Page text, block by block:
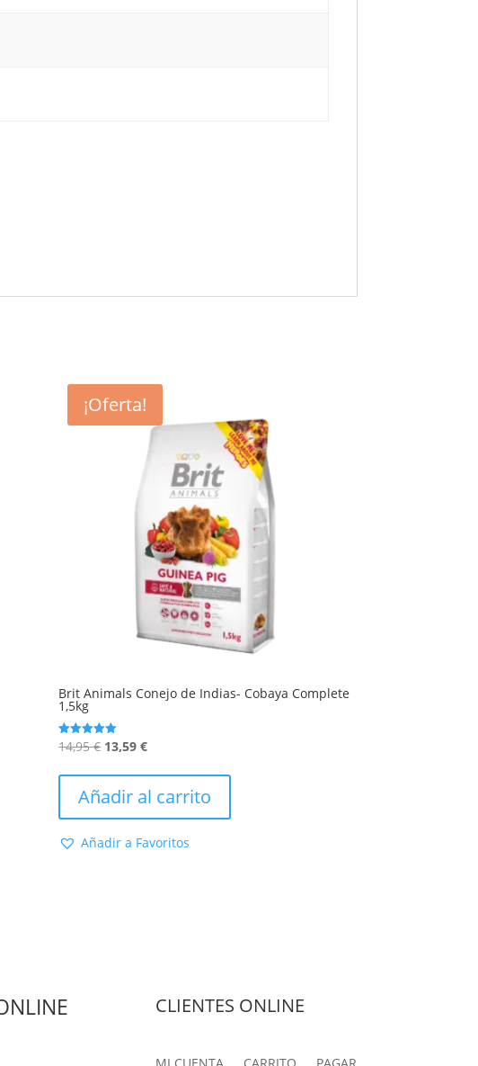
¡Oferta!
Brit Animals Conejo de Indias- Cobaya Complete
1,5kg
Valorado
con
de 5
14,95€ El
original
era:
13,59€El
actual
es:
Añadir al carrito
Añadir a Favoritos
CLIENTES ONLINE